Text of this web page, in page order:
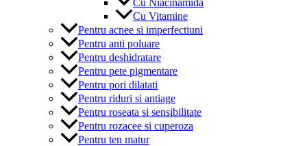
Cu Vitamine
Pentru acnee si imperfectiuni
Pentru anti poluare
Pentru deshidratare
Pentru pete pigmentare
Pentru pori dilatati
Pentru riduri si antiage
Pentru roseata si sensibilitate
Pentru rozacee si cuperoza
Pentru ten matur